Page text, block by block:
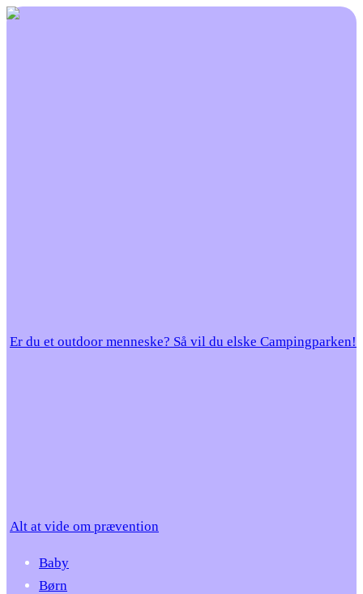
Er du et outdoor menneske? Så vil du elske Campingparken!
Alt at vide om prævention
Baby
Børn